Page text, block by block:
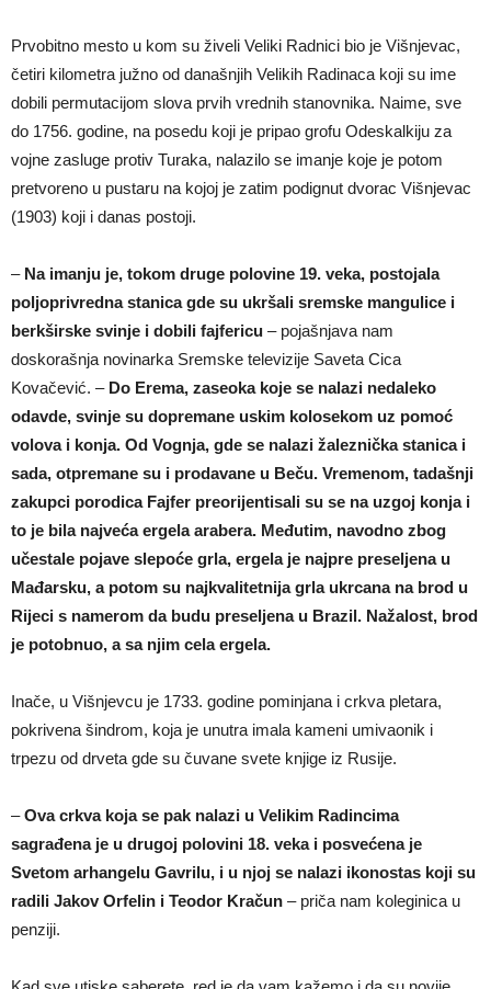
Prvobitno mesto u kom su živeli Veliki Radnici bio je Višnjevac,
četiri kilometra južno od današnjih Velikih Radinaca koji su ime
dobili permutacijom slova prvih vrednih stanovnika. Naime, sve
do 1756. godine, na posedu koji je pripao grofu Odeskalkiju za
vojne zasluge protiv Turaka, nalazilo se imanje koje je potom
pretvoreno u pustaru na kojoj je zatim podignut dvorac Višnjevac
(1903) koji i danas postoji.
– Na imanju je, tokom druge polovine 19. veka, postojala
poljoprivredna stanica gde su ukršali sremske mangulice i
berkširske svinje i dobili fajfericu – pojašnjava nam
doskorašnja novinarka Sremske televizije Saveta Cica
Kovačević. –Do Erema, zaseoka koje se nalazi nedaleko
odavde, svinje su dopremane uskim kolosekom uz pomoć
volova i konja. Od Vognja, gde se nalazi žaleznička stanica i
sada, otpremane su i prodavane u Beču. Vremenom, tadašnji
zakupci porodica Fajfer preorijentisali su se na uzgoj konja i
to je bila najveća ergela arabera. Međutim, navodno zbog
učestale pojave slepoće grla, ergela je najpre preseljena u
Mađarsku, a potom su najkvalitetnija grla ukrcana na brod u
Rijeci s namerom da budu preseljena u Brazil. Nažalost, brod
je potobnuo, a sa njim cela ergela.
Inače, u Višnjevcu je 1733. godine pominjana i crkva pletara,
pokrivena šindrom, koja je unutra imala kameni umivaonik i
trpezu od drveta gde su čuvane svete knjige iz Rusije.
–Ova crkva koja se pak nalazi u Velikim Radincima
sagrađena je u drugoj polovini 18. veka i posvećena je
Svetom arhangelu Gavrilu, i u njoj se nalazi ikonostas koji su
radili Jakov Orfelin i Teodor Kračun – priča nam koleginica u
penziji.